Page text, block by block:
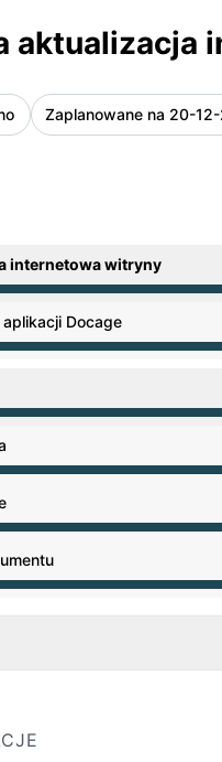
aktualizacja
Zaplanowane na 20-
internetowa witryny
z 8:00 PM do
Docage
z 8:00 PM do
z 8:00 PM do
z 8:00 PM do
z 8:00 PM do
z 8:00 PM do